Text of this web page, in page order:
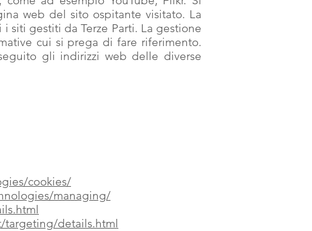
web del sito ospitante visitato. La
siti gestiti da Terze Parti. La gestione
cui si prega di fare riferimento.
gli indirizzi web delle diverse
cookies/
managing/
targeting/details.html